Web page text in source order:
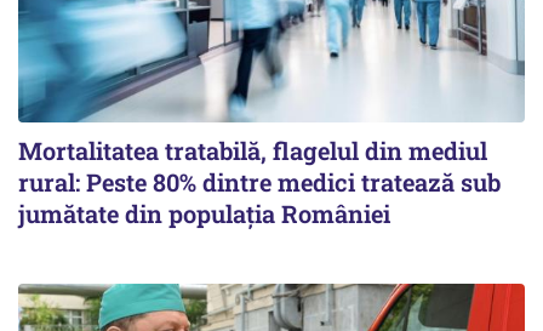
Mortalitatea tratabilă, flagelul din mediul
rural: Peste 80% dintre medici tratează sub
jumătate din populația României